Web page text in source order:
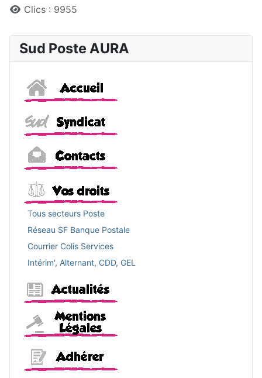
Clics : 9955
Sud Poste AURA
Tous secteurs Poste
Réseau SF Banque Postale
Courrier Colis Services
Intérim', Alternant, CDD, GEL